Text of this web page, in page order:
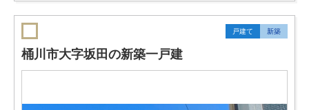
戸建て 新築
桶川市大字坂田の新築一戸建